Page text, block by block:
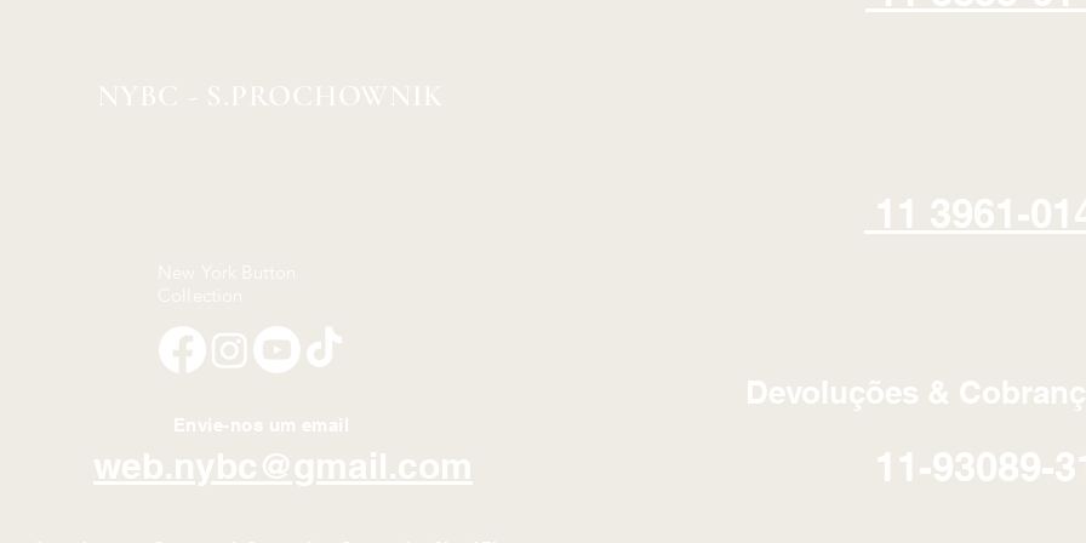
NYBC - S.PROCHOWNIK
11 3961-
New York Button
Devoluções &
Envie-nos um email
web.nybc@gmail.com 11-93089-